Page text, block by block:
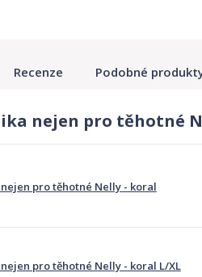
Recenze Podobné
nejen pro těhotné
pro těhotné Nelly - koral
pro těhotné Nelly - koral L/XL